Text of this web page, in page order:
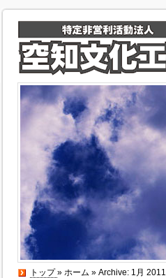
トップ» ホーム » Archive: 1月 2011